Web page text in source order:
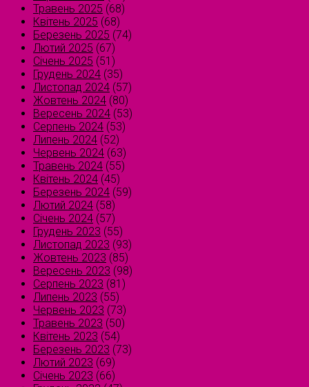
Травень 2025 (68)
Квітень 2025 (68)
Березень 2025 (74)
Лютий 2025 (67)
Січень 2025 (51)
Грудень 2024 (35)
Листопад 2024 (57)
Жовтень 2024 (80)
Вересень 2024 (53)
Серпень 2024 (53)
Липень 2024 (52)
Червень 2024 (63)
Травень 2024 (55)
Квітень 2024 (45)
Березень 2024 (59)
Лютий 2024 (58)
Січень 2024 (57)
Грудень 2023 (55)
Листопад 2023 (93)
Жовтень 2023 (85)
Вересень 2023 (98)
Серпень 2023 (81)
Липень 2023 (55)
Червень 2023 (73)
Травень 2023 (50)
Квітень 2023 (54)
Березень 2023 (73)
Лютий 2023 (69)
Січень 2023 (66)